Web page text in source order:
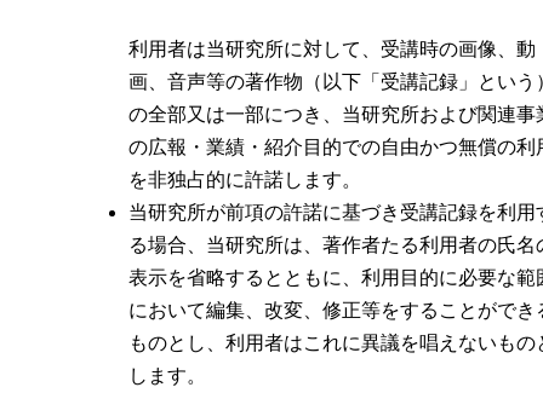
利用者は当研究所に対して、受講時の画像、動
画、音声等の著作物（以下「受講記録」という
の全部又は一部につき、当研究所および関連事
の広報・業績・紹介目的での自由かつ無償の利
を非独占的に許諾します。
当研究所が前項の許諾に基づき受講記録を利用
る場合、当研究所は、著作者たる利用者の氏名
表示を省略するとともに、利用目的に必要な範
において編集、改変、修正等をすることができ
ものとし、利用者はこれに異議を唱えないもの
します。